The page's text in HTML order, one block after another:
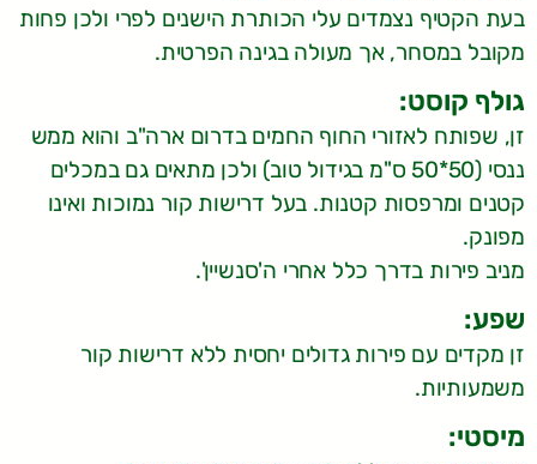
בעת הקטיף נצמדים עלי הכותרת הישנים לפרי ולכן פחות
מקובל במסחר, אך מעולה בגינה הפרטית.
גולף קוסט:
זן, שפותח לאזורי החוף החמים בדרום ארה"ב והוא ממש
ננסי (50*50 ס"מ בגידול טוב) ולכן מתאים גם במכלים
קטנים ומרפסות קטנות. בעל דרישות קור נמוכות ואינו
מפונק.
מניב פירות בדרך כלל אחרי ה'סנשיין'.
שפע:
זן מקדים עם פירות גדולים יחסית ללא דרישות קור
משמעותיות.
מיסטי: